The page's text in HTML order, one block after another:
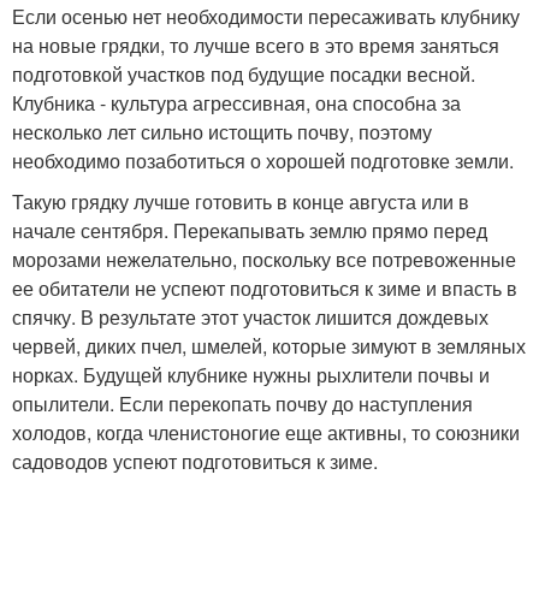
Если осенью нет необходимости пересаживать клубнику
на новые грядки, то лучше всего в это время заняться
подготовкой участков под будущие посадки весной.
Клубника - культура агрессивная, она способна за
несколько лет сильно истощить почву, поэтому
необходимо позаботиться о хорошей подготовке земли.
Такую грядку лучше готовить в конце августа или в
начале сентября. Перекапывать землю прямо перед
морозами нежелательно, поскольку все потревоженные
ее обитатели не успеют подготовиться к зиме и впасть в
спячку. В результате этот участок лишится дождевых
червей, диких пчел, шмелей, которые зимуют в земляных
норках. Будущей клубнике нужны рыхлители почвы и
опылители. Если перекопать почву до наступления
холодов, когда членистоногие еще активны, то союзники
садоводов успеют подготовиться к зиме.